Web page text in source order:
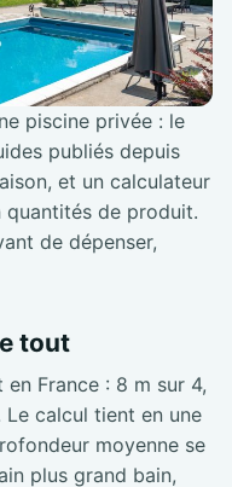
piscine privée : le
publiés depuis
et un calculateur
quantités de produit.
de dépenser,
tout
France : 8 m sur 4,
calcul tient en une
moyenne se
plus grand bain,